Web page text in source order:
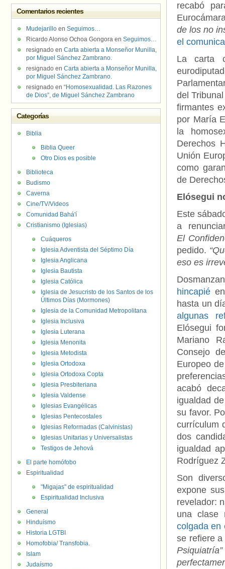
recabó
de los no
el
La carta
del
firmantes
por María
la
Derechos
Unión
como
de
Elósegui
Este
a
El
pedido.
eso es
hincapié
hasta un
algunas
Elósegui
Mariano
Consejo
Europeo
acabó
igualdad
su favor.
currículum
dos
igualdad
Rodríguez
Son
expone
revelador:
una clase
colgada en
se refiere
Psiquiatría”
Comentarios recientes
Mudejarillo en Seguimos…
Ricardo Alonso Ochoa Gongora en Seguimos…
resignado en Carta abierta a Monseñor Munilla,
por Miguel Sánchez Zambrano.
resignado en Carta abierta a Monseñor Munilla,
por Miguel Sánchez Zambrano.
resignado en “Homosexualidad. Las Razones
de Dios”, de Miguel Sánchez Zambrano
Categorías
Biblia
Biblia Queer
Otro Dios es posible
Biblioteca
Budismo
Caverna
Cine/TV/Videos
Comunidad Bahá'í
Cristianismo (Iglesias)
Cuáqueros
Iglesia Adventista del Séptimo Día
Iglesia Anglicana
Iglesia Bautista
Iglesia Católica
Iglesia de Jesucristo de los Santos de los
Últimos Días (Mormones)
Iglesia de la Comunidad Metropolitana
Iglesia Inclusiva
Iglesia Luterana
Iglesia Menonita
Iglesia Metodista
Iglesia Ortodoxa
Iglesia Ortodoxa Copta
Iglesia Presbiteriana
Iglesia Valdense
Iglesias Evangélicas
Iglesias Pentecostales
Iglesias Reformadas (Calvinistas)
Iglesias Unitarias y Universalistas
Testigos de Jehová
El parte homófobo
Espiritualidad
"Migajas" de espiritualidad
Espiritualidad Inclusiva
General
Hinduísmo
Historia LGTBI
Homofobia/ Transfobia.
Islam
Judaísmo